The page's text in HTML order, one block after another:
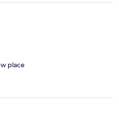
place